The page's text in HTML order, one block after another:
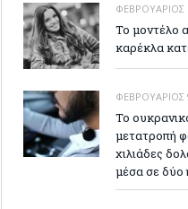
ΦΕΒΡΟΥΆΡΙΟΣ
Το μοντέλο
καρέκλα
ΦΕΒΡΟΥΆΡΙΟΣ
Το
μετατροπή
χιλιάδες
μέσα σε δύο